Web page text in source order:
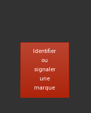
Identifier
ou
signaler
une
marque